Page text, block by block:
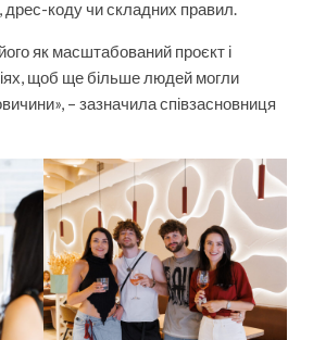
дрес-коду чи складних правил.
як масштабований проєкт і
щоб ще більше людей могли
– зазначила співзасновниця